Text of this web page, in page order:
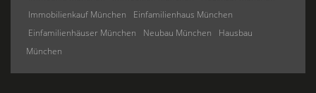
Immobilienkauf München
Einfamilienhaus München
Einfamilienhäuser München
Neubau München
Hausbau
München